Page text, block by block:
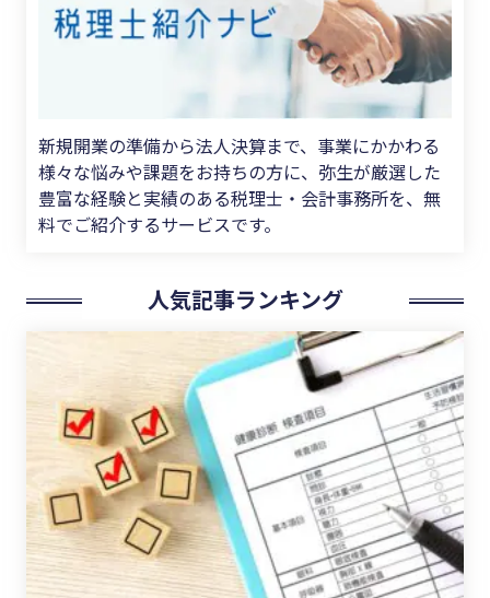
新規開業の準備から法人決算まで、事業にかかわる
様々な悩みや課題をお持ちの方に、弥生が厳選した
豊富な経験と実績のある税理士・会計事務所を、無
料でご紹介するサービスです。
人気記事ランキング